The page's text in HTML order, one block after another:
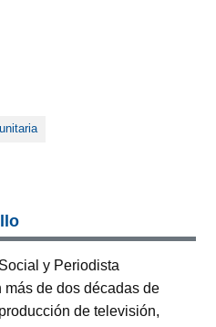
y Periodista
más de dos décadas de
de televisión,